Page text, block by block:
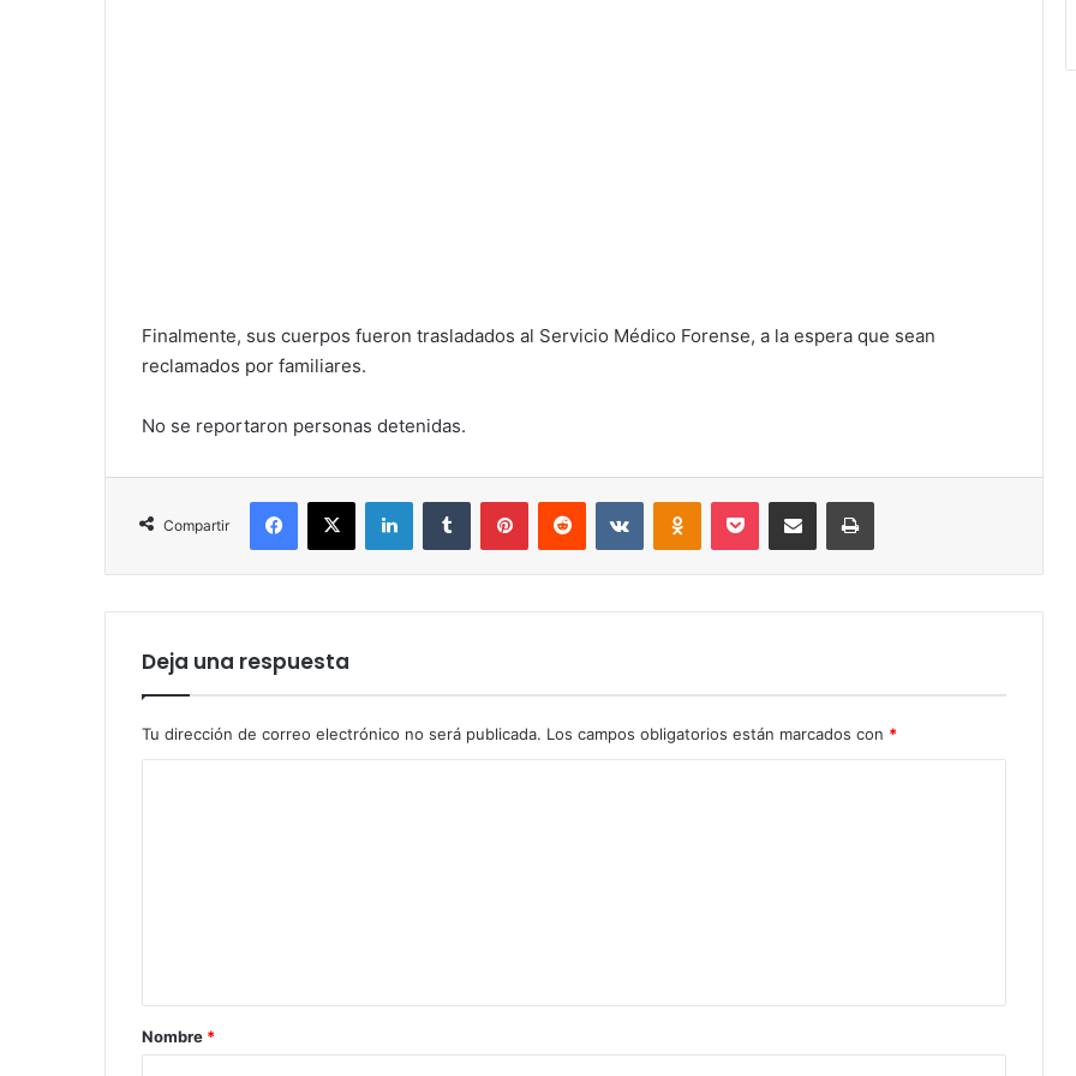
Finalmente, sus cuerpos fueron trasladados al Servicio Médico Forense, a la espera que sean
reclamados por familiares.
No se reportaron personas detenidas.
Compartir
Facebook
X LinkedInTumblr PinterestReddit VKontakteOdnoklassniki
Pocket Compartir por correo electrónicoImprimir
Deja una respuesta
Tu dirección de correo electrónico no será publicada. Los campos obligatorios están marcados con *
rNombre *